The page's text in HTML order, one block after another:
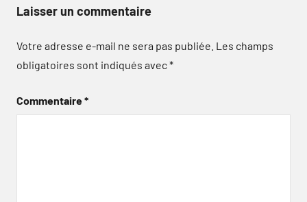
Laisser un commentaire
Votre adresse e-mail ne sera pas publiée. Les champs
obligatoires sont indiqués avec*
Commentaire*